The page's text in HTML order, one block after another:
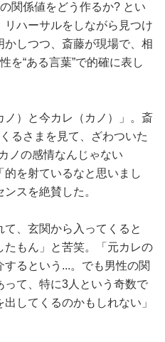
関係値をどう作るか? とい
リハーサルをしながら見つけ
しつつ、斎藤が現場で、相
を“ある言葉”で的確に表し
）と今カレ（カノ）」。斎
るさまを見て、ざわついた
ノの感情なんじゃない
を射ているなと思いまし
スを絶賛した。
、玄関から入ってくると
たもん」と苦笑。「元カレの
るという...。でも男性の関
て、特に3人という奇数で
してくるのかもしれない」